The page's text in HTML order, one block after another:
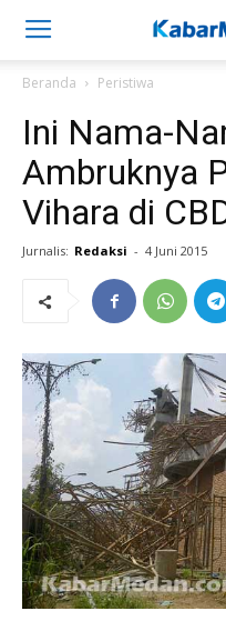
Beranda Peristiwa
Ini Nama-
Ambruknya
Vihara di
Jurnalis: Redaksi - 4 Juni 2015